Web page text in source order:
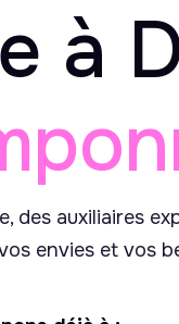
à
des auxiliaires
envies et vos